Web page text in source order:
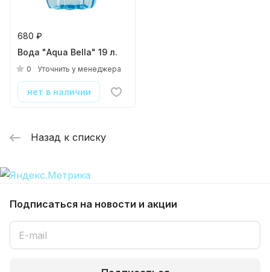
680 ₽
Вода "Аqua Bella" 19 л.
0 Уточнить у менеджера
нет в наличии
Назад к списку
Подписаться на новости и акции